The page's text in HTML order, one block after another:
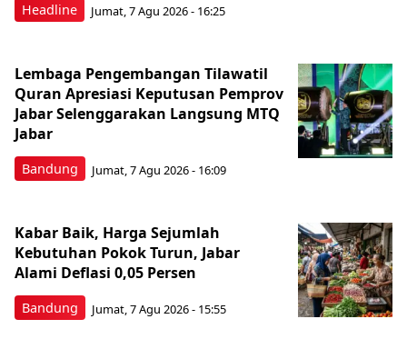
Headline Jumat, 7 Agu 2026 - 16:25
Bandung
Lembaga Pengembangan Tilawatil
Quran Apresiasi Keputusan Pemprov
Jabar Selenggarakan Langsung MTQ
Jabar
Jumat, 7 Agu 2026 - 16:09
Bandung
Kabar Baik, Harga Sejumlah
Kebutuhan Pokok Turun, Jabar
Alami Deflasi 0,05 Persen
Jumat, 7 Agu 2026 - 15:55